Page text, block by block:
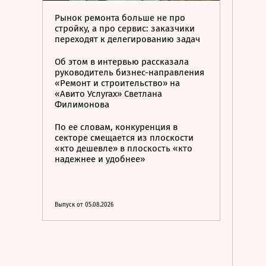
Рынок ремонта больше не про
стройку, а про сервис: заказчики
переходят к делегированию задач
Об этом в интервью рассказала
руководитель бизнес-направления
«Ремонт и строительство» на
«Авито Услугах» Светлана
Филимонова
По ее словам, конкуренция в
секторе смещается из плоскости
«кто дешевле» в плоскость «кто
надежнее и удобнее»
Выпуск от 05.08.2026